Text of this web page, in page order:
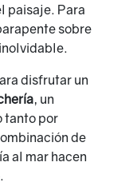
paisaje. Para
sobre
disfrutar un
, un
tanto por
de
al mar hacen